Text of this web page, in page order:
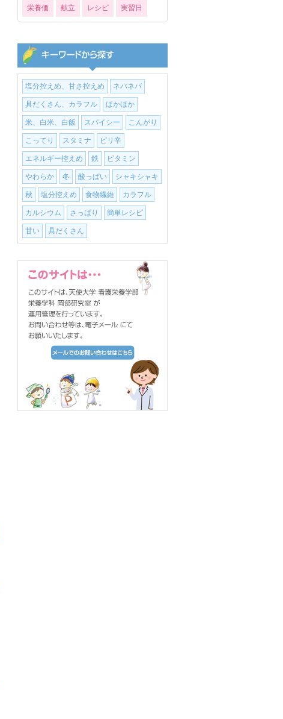
栄養価 献立 レシピ 実習日
塩分控えめ、甘さ控えめ ネバネバ
具だくさん、カラフル ほかほか
米、白米、白飯 スパイシー こんがり
こってり スタミナ ピリ辛
エネルギー控えめ 鉄 ビタミン
やわらか 冬 酸っぱい シャキシャキ
秋 塩分控えめ 食物繊維 カラフル
カルシウム さっぱり 簡単レシピ
甘い 具だくさん